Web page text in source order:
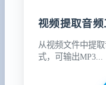
视频提取音频
从视频文件中提
式，可输出MP3...